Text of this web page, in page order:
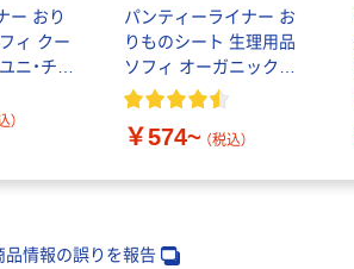
ー おり
ィ クー
ニ・チャ
）
パンティーライナー お
りものシート 生理用品
ソフィ オーガニックコ
ットン 羽なし
￥574~ （税込）
品情報の誤りを報告